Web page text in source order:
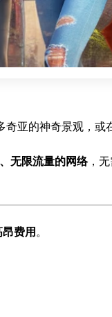
亚的神奇景观，
无限流量的网络，
费用 。